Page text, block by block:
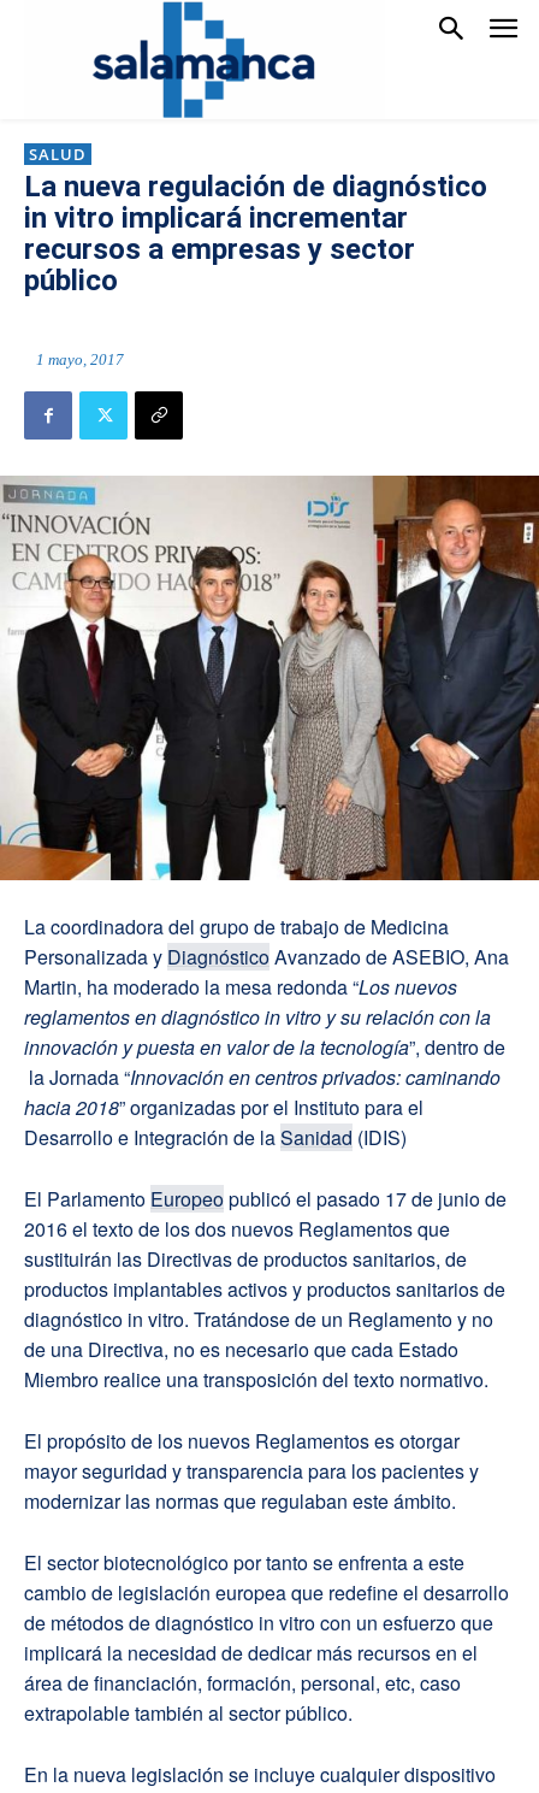
SALUD
La nueva regulación de diagnóstico
in vitro implicará incrementar
recursos a empresas y sector
público
1 mayo, 2017
La coordinadora del grupo de trabajo de Medicina
Personalizada y DiagnósticoAvanzado de ASEBIO, Ana
Martin, ha moderado la mesa redonda “Los nuevos
reglamentos en diagnóstico in vitro y su relación con la
innovación y puesta en valor de la tecnología”, dentro de
la Jornada “Innovación en centros privados: caminando
hacia 2018” organizadas por el Instituto para el
Desarrollo e Integración de laSanidad (IDIS)
El Parlamento Europeopublicó el pasado 17 de junio de
2016 el texto de los dos nuevos Reglamentos que
sustituirán las Directivas de productos sanitarios, de
productos implantables activos y productos sanitarios de
diagnóstico in vitro. Tratándose de un Reglamento y no
de una Directiva, no es necesario que cada Estado
Miembro realice una transposición del texto normativo.
El propósito de los nuevos Reglamentos es otorgar
mayor seguridad y transparencia para los pacientes y
modernizar las normas que regulaban este ámbito.
El sector biotecnológico por tanto se enfrenta a este
cambio de legislación europea que redefine el desarrollo
de métodos de diagnóstico in vitro con un esfuerzo que
implicará la necesidad de dedicar más recursos en el
área de financiación, formación, personal, etc, caso
extrapolable también al sector público.
En la nueva legislación se incluye cualquier dispositivo